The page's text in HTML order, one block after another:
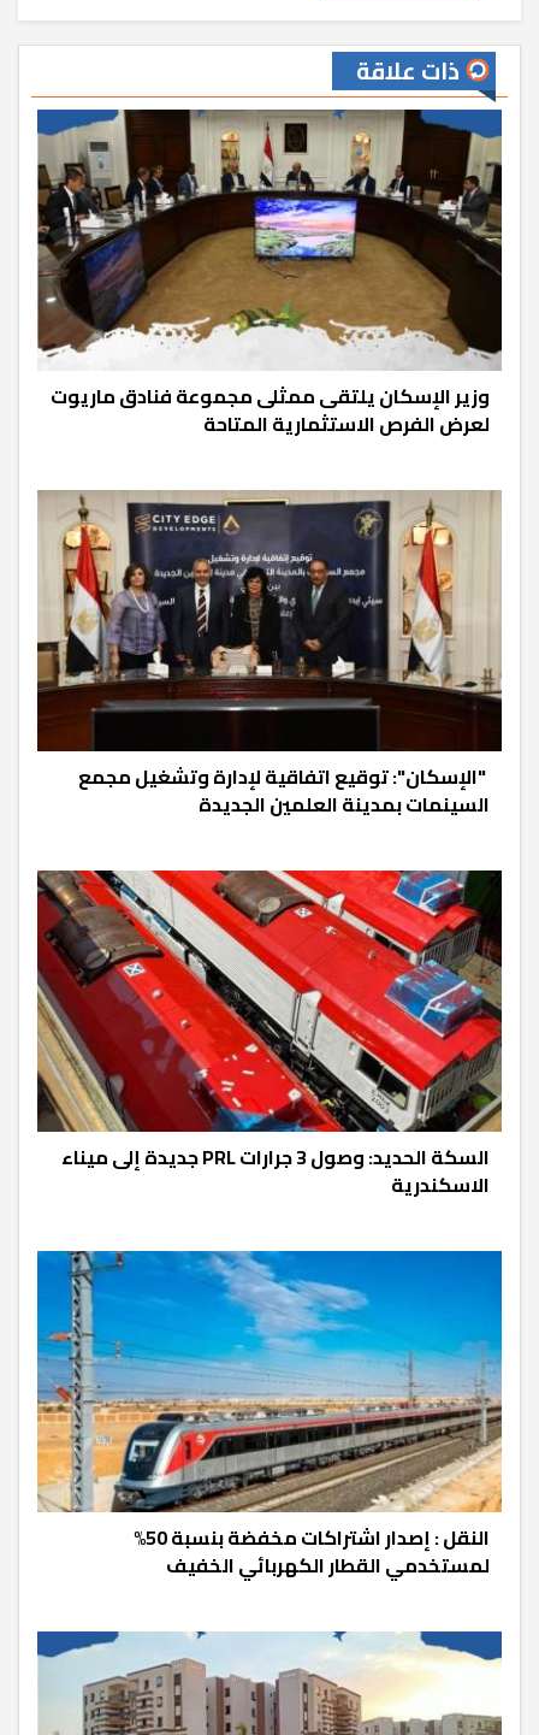
ذات علاقة
وزير الإسكان يلتقى ممثلى مجموعة فنادق ماريوت
لعرض الفرص الاستثمارية المتاحة
‫ "الإسكان": توقيع اتفاقية لإدارة وتشغيل مجمع
السينمات بمدينة العلمين الجديدة
السكة الحديد: وصول 3 جرارات PRL جديدة إلى ميناء
الاسكندرية
النقل : إصدار اشتراكات مخفضة بنسبة 50%
لمستخدمي القطار الكهربائي الخفيف